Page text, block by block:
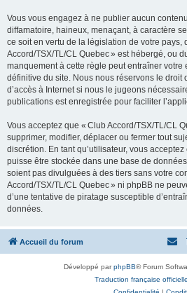
Vous vous engagez à ne publier aucun
diffamatoire, haineux, menaçant, à caractère
ce soit en vertu de la législation de votre pays,
Accord/TSX/TL/CL Quebec » est hébergé, ou
manquement à cette règle peut entraîner votre
définitive du site. Nous nous réservons le droit
d’accès à Internet si nous le jugeons
publications est enregistrée pour faciliter
Vous acceptez que « Club Accord/TSX/TL/CL
supprimer, modifier, déplacer ou fermer tout
discrétion. En tant qu’utilisateur, vous
puisse être stockée dans une base de
soient pas divulguées à des tiers sans votre
Accord/TSX/TL/CL Quebec » ni phpBB ne
d’une tentative de piratage susceptible
données.
Accueil du forum
Développé parphpBB® Forum
Traduction française officielle